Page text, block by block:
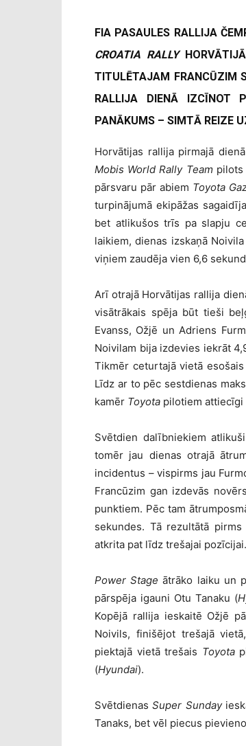
FIA PASAULES RALLIJA
CROATIA RALLY
TITULĒTAJAM FRANCŪZIM
RALLIJA DIENĀ IZCĪNOT
PANĀKUMS – SIMTĀ REIZE
Horvātijas rallija pirmajā
Mobis World Rally Teampilots
pārsvaru pār abiem Toyota
turpinājumā ekipāžas
bet atlikušos trīs pa slapju
laikiem, dienas izskaņā
viņiem zaudēja vien 6,6
Arī otrajā Horvātijas rallija
visātrākais spēja būt tieši
Evanss, Ožjē un Adriens
Noivilam bija izdevies iekrāt
Tikmēr ceturtajā vietā
Līdz ar to pēc sestdienas
kamēr Toyota pilotiem attiecīgi
Svētdien dalībniekiem
tomēr jau dienas otrajā
incidentus – vispirms jau
Francūzim gan izdevās
punktiem. Pēc tam
sekundes. Tā rezultātā
atkrita pat līdz trešajai pozīcijai.
Power Stageātrāko laiku un
pārspēja igauni Otu Tanaku (
Kopējā rallija ieskaitē Ožjē
Noivils, finišējot trešajā
piektajā vietā trešais Toyota
(Hyundai).
SvētdienasSuper Sunday
Tanaks, bet vēl piecus